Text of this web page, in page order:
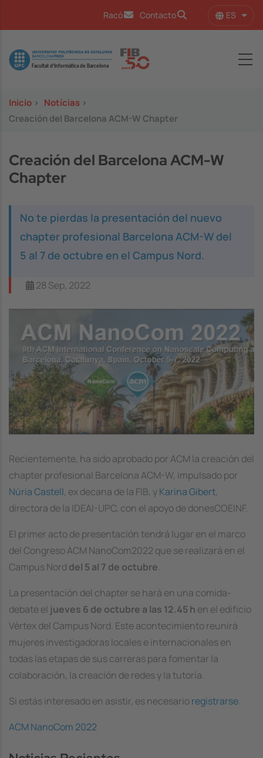
Racó Contacto ES
Image
Inicio > Notícias >
Creación del Barcelona ACM-W Chapter
Creación del Barcelona ACM-W
Chapter
No te pierdas la presentación del nuevo
chapter profesional Barcelona ACM-W del
5 al 7 de octubre en el Campus Nord.
28 Sep, 2022
Image
Recientemente, ha sido aprobado por ACM la creación del
chapter profesional Barcelona ACM-W, impulsado por
Núria Castell, ex decana de la FIB, yKarina Gibert,
directora de la IDEAI-UPC, con el apoyo de donesCOEINF.
El primer acto de presentación tendrá lugar en el marco
del Congreso ACM NanoCom2022 que se realizará en el
Campus Nord del 5 al 7 de octubre.
La presentación del chapter se hará en una comida-
debate el jueves 6 de octubre a las 12.45 h en el edificio
Vèrtex del Campus Nord. Este acontecimiento reunirá
mujeres investigadoras locales e internacionales en
todas las etapas de sus carreras para fomentar la
colaboración, la creación de redes y la tutoría.
Si estás interesado en asistir, es necesarioregistrarse.
ACM NanoCom 2022